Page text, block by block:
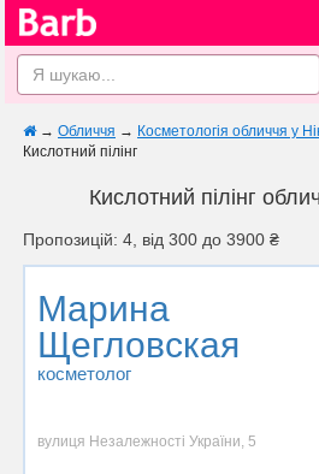
→ Обличчя → Косметологія обличчя у
Кислотний пілінг
Кислотний пілінг
Пропозицій: 4, від 300 до 3900 ₴
Марина
Щегловская
косметолог
вулиця Незалежності України, 5